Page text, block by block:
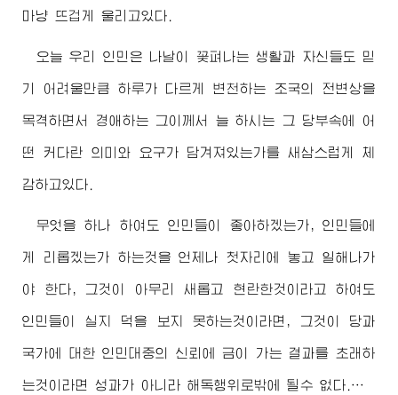
마냥 뜨겁게 울리고있다.
오늘 우리 인민은 나날이 꽃펴나는 생활과 자신들도 믿
기 어려울만큼 하루가 다르게 변천하는 조국의 전변상을
목격하면서 경애하는 그이께서 늘 하시는 그 당부속에 어
떤 커다란 의미와 요구가 담겨져있는가를 새삼스럽게 체
감하고있다.
무엇을 하나 하여도 인민들이 좋아하겠는가, 인민들에
게 리롭겠는가 하는것을 언제나 첫자리에 놓고 일해나가
야 한다, 그것이 아무리 새롭고 현란한것이라고 하여도
인민들이 실지 덕을 보지 못하는것이라면, 그것이 당과
국가에 대한 인민대중의 신뢰에 금이 가는 결과를 초래하
는것이라면 성과가 아니라 해독행위로밖에 될수 없다.…